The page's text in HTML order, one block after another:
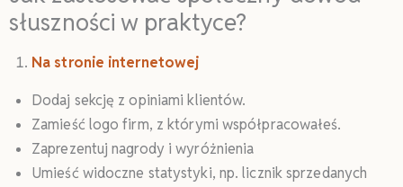
słuszności w praktyce?
Na stronie internetowej
Dodaj sekcję z opiniami klientów.
Zamieść logo firm, z którymi współpracowałeś.
Zaprezentuj nagrody i wyróżnienia
Umieść widoczne statystyki, np. licznik sprzedanych